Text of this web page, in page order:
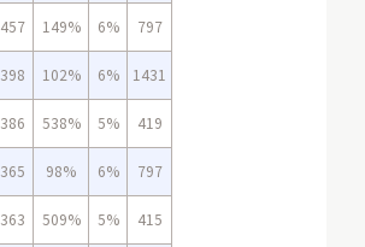
457 149% 6% 797
398 102% 6% 1431
386 538% 5% 419
365 98% 6% 797
363 509% 5% 415